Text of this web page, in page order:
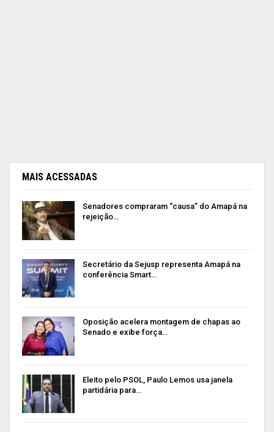
MAIS ACESSADAS
Senadores compraram “causa” do Amapá na
rejeição…
Secretário da Sejusp representa Amapá na
conferência Smart…
Oposição acelera montagem de chapas ao
Senado e exibe força…
Eleito pelo PSOL, Paulo Lemos usa janela
partidária para…